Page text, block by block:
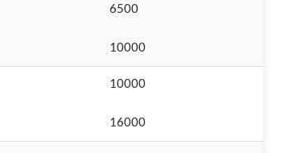
6500
10000
10000
16000